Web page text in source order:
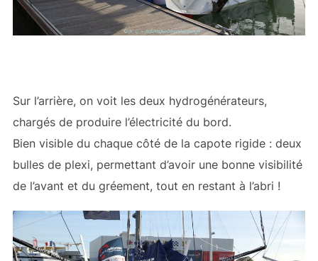
Sur l’arrière, on voit les deux hydrogénérateurs,
chargés de produire l’électricité du bord.
Bien visible du chaque côté de la capote rigide : deux
bulles de plexi, permettant d’avoir une bonne visibilité
de l’avant et du gréement, tout en restant à l’abri !